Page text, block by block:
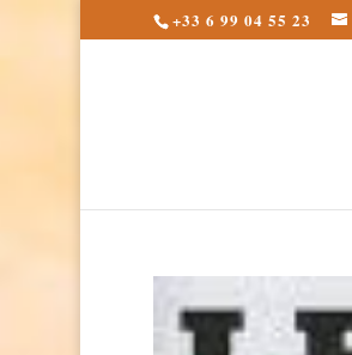
+33 6 99 04 55 23